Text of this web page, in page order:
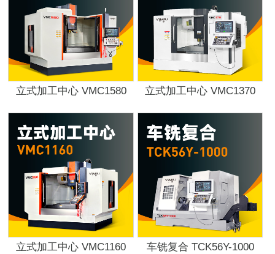
立式加工中心 VMC1580 立式加工中心 VMC1370
立式加工中心 VMC1160 车铣复合 TCK56Y-1000